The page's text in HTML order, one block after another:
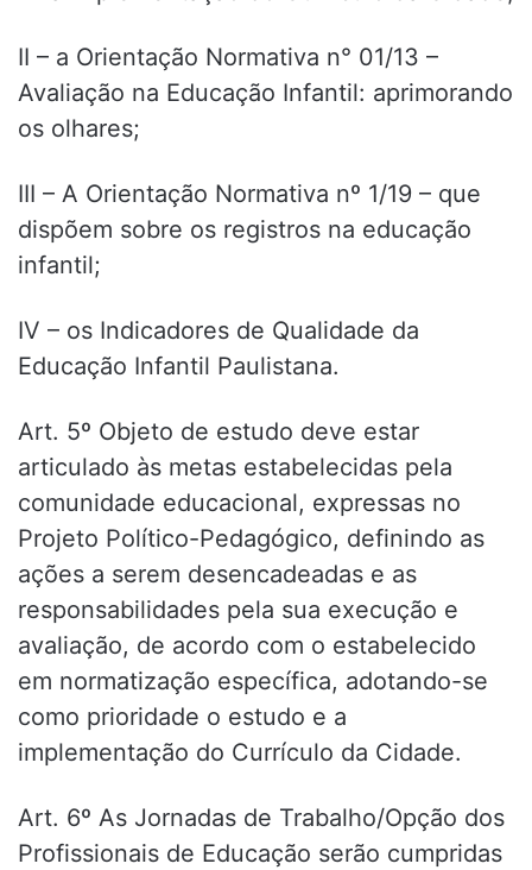
II – a Orientação Normativa n° 01/13 –
Avaliação na Educação Infantil: aprimorando
os olhares;
III – A Orientação Normativa nº 1/19 – que
dispõem sobre os registros na educação
infantil;
IV – os Indicadores de Qualidade da
Educação Infantil Paulistana.
Art. 5º Objeto de estudo deve estar
articulado às metas estabelecidas pela
comunidade educacional, expressas no
Projeto Político-Pedagógico, definindo as
ações a serem desencadeadas e as
responsabilidades pela sua execução e
avaliação, de acordo com o estabelecido
em normatização específica, adotando-se
como prioridade o estudo e a
implementação do Currículo da Cidade.
Art. 6º As Jornadas de Trabalho/Opção dos
Profissionais de Educação serão cumpridas